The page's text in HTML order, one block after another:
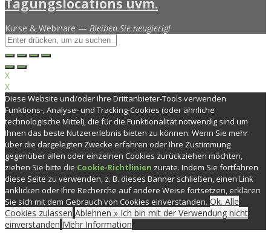
Kurse & Webinare — Bleiben Sie neugierig!
X
X
Diese Website und/oder ihre Drittanbieter-Tools verwenden
Funktions-, Analyse- und Tracking-Cookies (oder ähnliche
technologische Mittel), die für die Funktionalität notwendig sind um
Ihnen das beste Nutzererlebnis bieten zu können. Wenn Sie mehr
über die dargelegten Zwecke erfahren oder Ihre Zustimmung
gegenüber allen oder einzelnen Cookies zurückziehen möchten,
ziehen Sie bitte die Cookie-Richtlinien zurate. Indem Sie fortfahren
diese Seite zu verwenden, z. B. dieses Banner schließen, einen Link
anklicken oder Ihre Recherche auf andere Weise fortsetzen, erklären
Sie sich mit dem Gebrauch von Cookies einverstanden. Ok. Alle
Cookies zulassen Ablehnen » Ich bin mit der Verwendung nicht
einverstanden Mehr Information